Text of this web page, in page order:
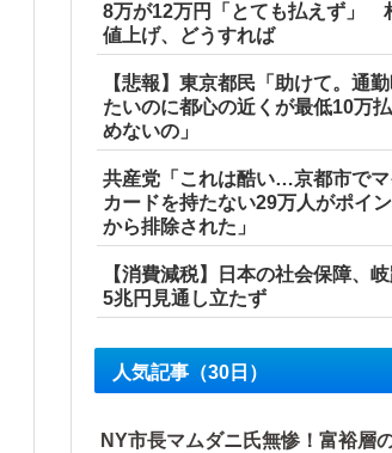
8万が12万円「とても払えず」
値上げ、どうすれば
【悲報】東京都民「助けて。通
たいのに都心の近くが最低10万
めないの」
共産党「これは酷い…京都市で
カードを持たない29万人がポイ
から排除された」
【消費減税】日本の社会保障、
5兆円見通し立たず
人気記事（30日）
NY市長マムダニ氏無惨！富裕層